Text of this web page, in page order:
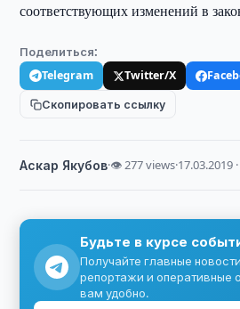
соответствующих изменений в
Поделиться:
Telegram Twitter/X
Скопировать ссылку
Аскар Якубов·👁 277 views·17.03.2019
Будьте в курсе
Получайте главные
репортажи и оперативные
вам удобно.